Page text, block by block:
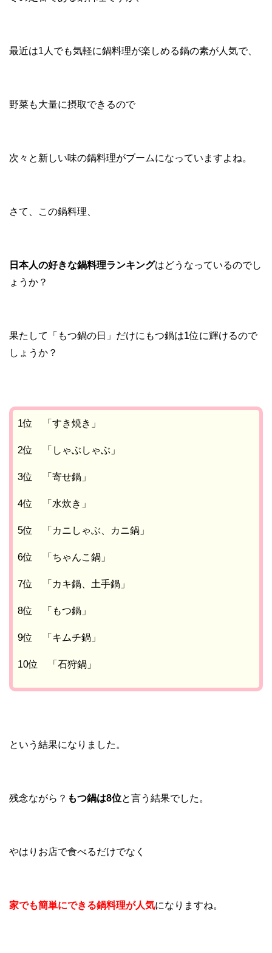
最近は1人でも気軽に鍋料理が楽しめる鍋の素が人気で、
野菜も大量に摂取できるので
次々と新しい味の鍋料理がブームになっていますよね。
さて、この鍋料理、
日本人の好きな鍋料理ランキングはどうなっているのでし
ょうか？
果たして「もつ鍋の日」だけにもつ鍋は1位に輝けるので
しょうか？
1位 「すき焼き」
2位 「しゃぶしゃぶ」
3位 「寄せ鍋」
4位 「水炊き」
5位 「カニしゃぶ、カニ鍋」
6位 「ちゃんこ鍋」
7位 「カキ鍋、土手鍋」
8位 「もつ鍋」
9位 「キムチ鍋」
10位 「石狩鍋」
という結果になりました。
残念ながら？ もつ鍋は8位と言う結果でした。
やはりお店で食べるだけでなく
家でも簡単にできる鍋料理が人気になりますね。